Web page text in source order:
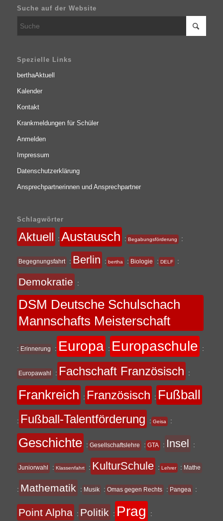
Suche auf der Website
Spezielle Links
berthaAktuell
Kalender
Kontakt
Krankmeldungen für Schüler
Anmelden
Impressum
Datenschutzerklärung
Ansprechpartnerinnen und Ansprechpartner
Schlagwörter
Aktuell : Austausch : Begabungsförderung :
Begegnungsfahrt : Berlin : bertha : Biologie : DELF :
Demokratie :
DSM Deutsche Schulschach
Mannschafts Meisterschaft
: Erinnerung : Europa : Europaschule :
Europawahl : Fachschaft Französisch :
Frankreich : Französisch : Fußball
: Fußball-Talentförderung : Geisa :
Geschichte : Gesellschaftslehre : GTA : Insel :
Juniorwahl : Klassenfahrt : KulturSchule : Lehrer : Mathe
: Mathematik : Musik : Omas gegen Rechts : Pangea :
Point Alpha : Politik : Prag :